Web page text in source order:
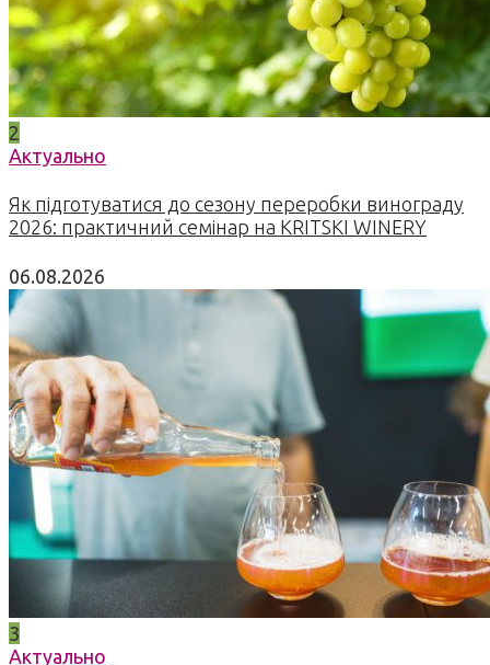
2
Актуально
Як підготуватися до сезону переробки винограду
2026: практичний семінар на KRITSKI WINERY
06.08.2026
3
Актуально